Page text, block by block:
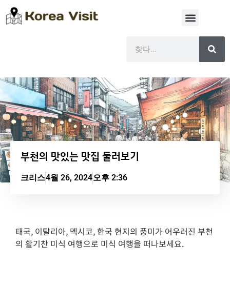
부천의 맛있는 맛집 둘러보기
크리스4월 26, 2024오후 2:36
태국, 이탈리아, 멕시코, 한국 현지의 풍미가 어우러진 부천
의 활기찬 미식 여행으로 미식 여행을 떠나보세요.